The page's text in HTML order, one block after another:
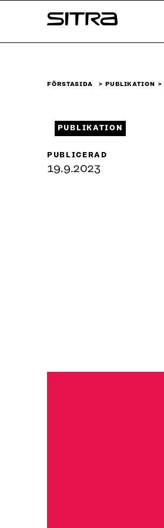
↓
Sitra
FÖRSTASIDA PUBLIKATION
PUBLIKATION
PUBLICERAD
19.9.2023